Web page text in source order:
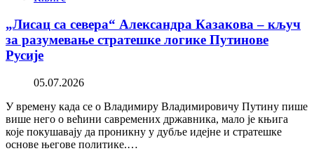
„Лисац са севера“ Александра Казакова – кључ
за разумевање стратешке логике Путинове
Русије
05.07.2026
У времену када се о Владимиру Владимировичу Путину пише
више него о већини савремених државника, мало је књига
које покушавају да проникну у дубље идејне и стратешке
основе његове политике.…